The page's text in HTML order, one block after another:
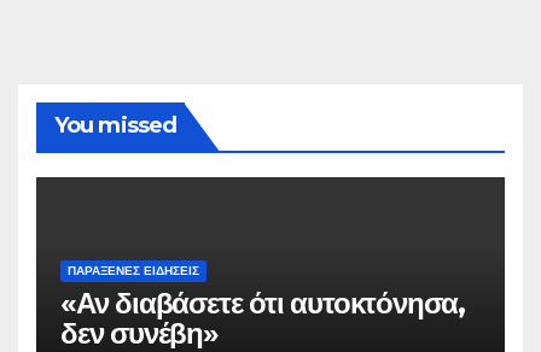
You missed
ΠΑΡΆΞΕΝΕΣ ΕΙΔΉΣΕΙΣ
«Αν διαβάσετε ότι αυτοκτόνησα,
δεν συνέβη»